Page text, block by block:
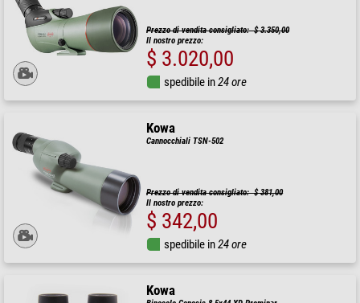
Prezzo di vendita consigliato: $ 3.350,00
Il nostro prezzo:
$ 3.020,00
spedibile in24 ore
Kowa
Cannocchiali TSN-502
Prezzo di vendita consigliato: $ 381,00
Il nostro prezzo:
$ 342,00
spedibile in24 ore
Kowa